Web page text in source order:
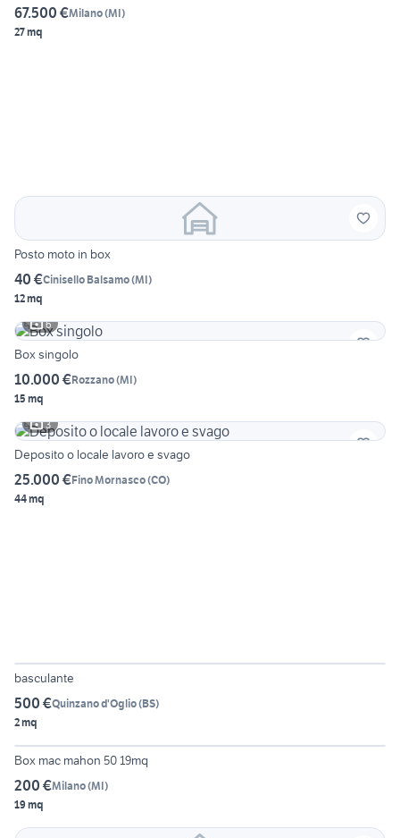
67.500 €Milano(MI)
27 mq
Posto moto in box
40 €Cinisello Balsamo(MI)
12 mq
6
Box singolo
10.000 €Rozzano(MI)
15 mq
3
Deposito o locale lavoro e svago
25.000 €Fino Mornasco(CO)
44 mq
basculante
500 €Quinzano d'Oglio(BS)
2 mq
Box mac mahon 50 19mq
200 €Milano(MI)
19 mq